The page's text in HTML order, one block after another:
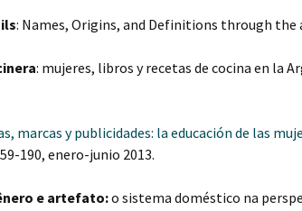
: Names, Origins, and Definitions through the
: mujeres, libros y recetas de cocina en la
marcas y publicidades: la educación de las
190, enero-junio 2013.
e artefato:o sistema doméstico na